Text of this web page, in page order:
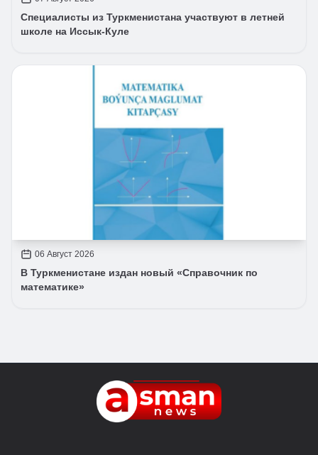
Специалисты из Туркменистана участвуют в летней
школе на Иссык-Куле
06 Август 2026
В Туркменистане издан новый «Справочник по
математике»